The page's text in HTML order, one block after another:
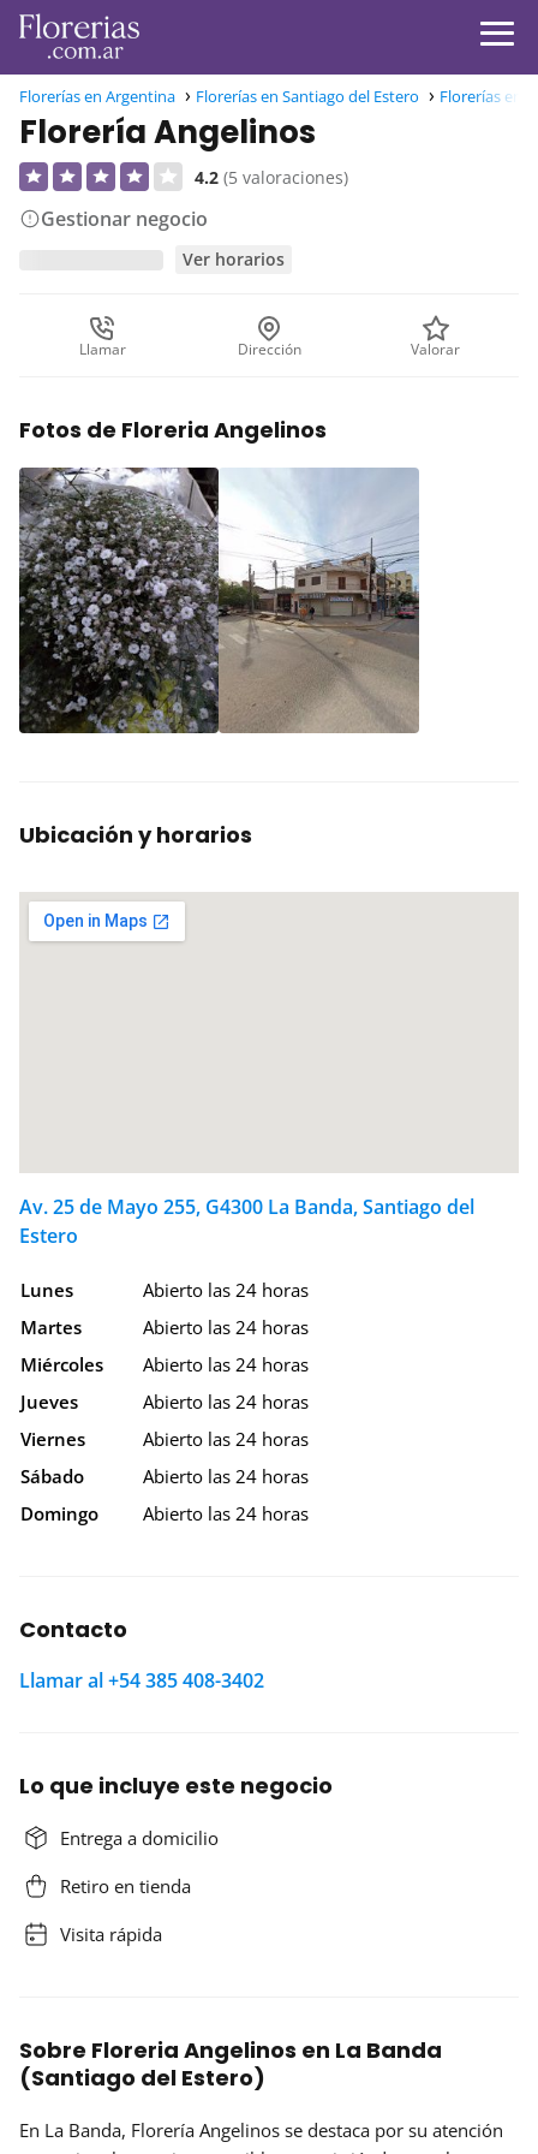
Florerías en Argentina Florerías en Santiago del Estero Florerías en
Florería Angelinos
4.2 (5 valoraciones)
Gestionar negocio
Ver horarios
Llamar Dirección Valorar
Fotos de Floreria Angelinos
Ubicación y horarios
Av. 25 de Mayo 255, G4300 La Banda, Santiago del
Estero
Lunes
Abierto las 24 horas
Martes
Abierto las 24 horas
Miércoles
Abierto las 24 horas
Jueves
Abierto las 24 horas
Viernes
Abierto las 24 horas
Sábado
Abierto las 24 horas
Domingo
Abierto las 24 horas
Contacto
Llamar al +54 385 408-3402
Lo que incluye este negocio
Entrega a domicilio
Retiro en tienda
Visita rápida
Sobre Floreria Angelinos en La Banda
(Santiago del Estero)
En La Banda, Florería Angelinos se destaca por su atención